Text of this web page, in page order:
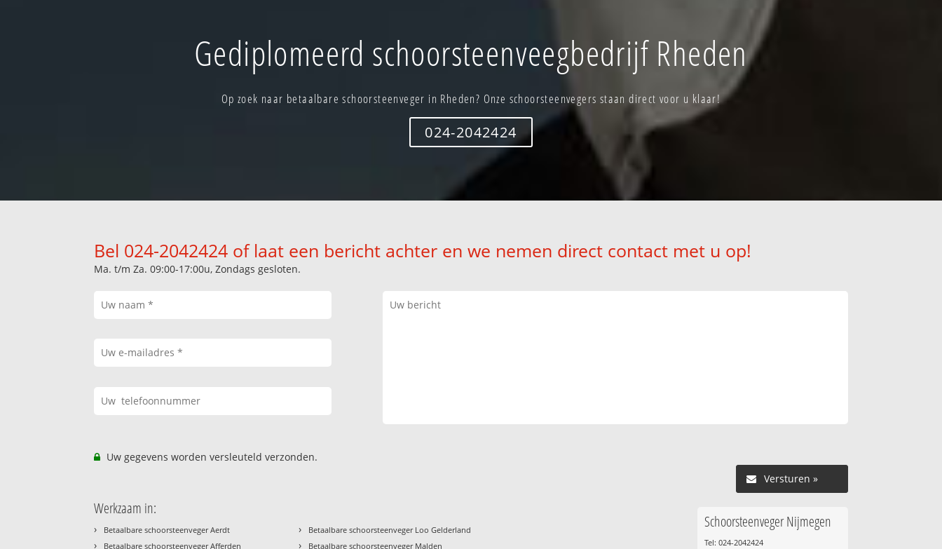
Gediplomeerd schoorsteenveegbedrijf Rheden
Op zoek naar betaalbare schoorsteenveger in Rheden? Onze schoorsteenvegers staan direct voor u klaar!
024-2042424
Bel 024-2042424 of laat een bericht achter en we nemen direct contact met u op!
Ma. t/m Za. 09:00-17:00u, Zondags gesloten.
Uw gegevens worden versleuteld verzonden.
Versturen »
Werkzaam in:
› Betaalbare schoorsteenveger Aerdt
› Betaalbare schoorsteenveger Afferden
› Betaalbare schoorsteenveger Loo Gelderland
› Betaalbare schoorsteenveger Malden
Schoorsteenveger Nijmegen
Tel: 024-2042424